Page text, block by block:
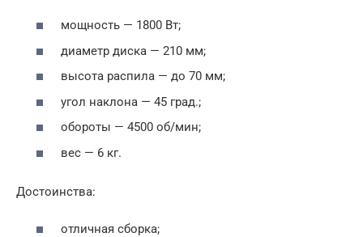
мощность — 1800 Вт;
диаметр диска — 210 мм;
высота распила — до 70 мм;
угол наклона — 45 град.;
обороты — 4500 об/мин;
вес — 6 кг.
Достоинства:
отличная сборка;